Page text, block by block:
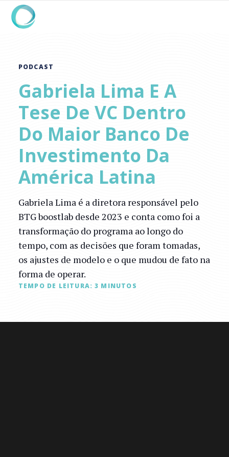
PODCAST
Gabriela Lima E A
Tese De VC Dentro
Do Maior Banco De
Investimento Da
América Latina
Gabriela Lima é a diretora responsável pelo
BTG boostlab desde 2023 e conta como foi a
transformação do programa ao longo do
tempo, com as decisões que foram tomadas,
os ajustes de modelo e o que mudou de fato na
forma de operar.
TEMPO DE LEITURA: 3 MINUTOS